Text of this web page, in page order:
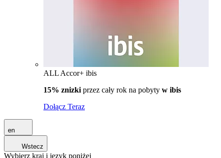
ALL Accor+ ibis
15% znizki przez cały rok na pobyty w ibis
Dołącz Teraz
en
Wstecz
Wybierz kraj i język poniżej